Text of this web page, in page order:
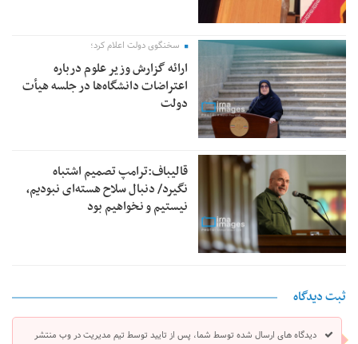
سخنگوی دولت اعلام کرد؛
ارائه گزارش وزیر علوم درباره
اعتراضات دانشگاه‌ها در جلسه هیأت
دولت
قالیباف:ترامپ تصمیم اشتباه
نگیرد/ دنبال سلاح هسته‌ای نبودیم،
نیستیم و نخواهیم بود
ثبت دیدگاه
دیدگاه های ارسال شده توسط شما، پس از تایید توسط تیم مدیریت در وب منتشر